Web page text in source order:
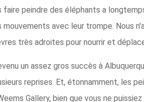
faire peindre des éléphants a
avec leur trompe. Nous
très adroites pour nourrir et
un assez gros succès à
reprises. Et, étonnamment, les
Gallery, bien que vous ne